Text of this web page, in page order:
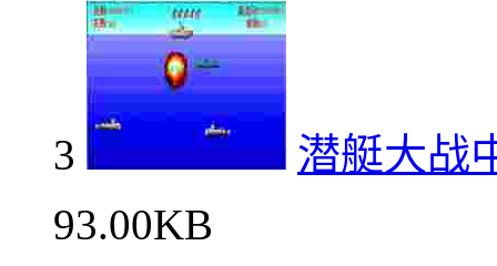
3
潜艇大战
93.00KB